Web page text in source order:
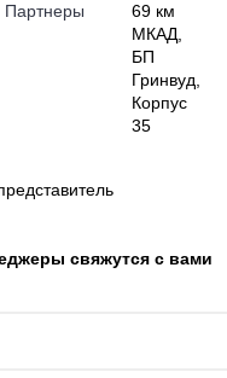
Партнеры
69 км
МКАД,
БП
Гринвуд,
Корпус
35
свяжутся с вами